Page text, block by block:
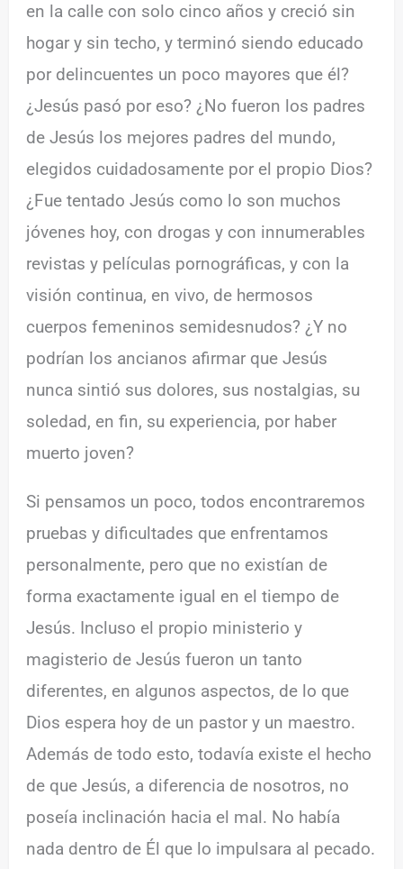
en la calle con solo cinco años y creció sin
hogar y sin techo, y terminó siendo educado
por delincuentes un poco mayores que él?
¿Jesús pasó por eso? ¿No fueron los padres
de Jesús los mejores padres del mundo,
elegidos cuidadosamente por el propio Dios?
¿Fue tentado Jesús como lo son muchos
jóvenes hoy, con drogas y con innumerables
revistas y películas pornográficas, y con la
visión continua, en vivo, de hermosos
cuerpos femeninos semidesnudos? ¿Y no
podrían los ancianos afirmar que Jesús
nunca sintió sus dolores, sus nostalgias, su
soledad, en fin, su experiencia, por haber
muerto joven?
Si pensamos un poco, todos encontraremos
pruebas y dificultades que enfrentamos
personalmente, pero que no existían de
forma exactamente igual en el tiempo de
Jesús. Incluso el propio ministerio y
magisterio de Jesús fueron un tanto
diferentes, en algunos aspectos, de lo que
Dios espera hoy de un pastor y un maestro.
Además de todo esto, todavía existe el hecho
de que Jesús, a diferencia de nosotros, no
poseía inclinación hacia el mal. No había
nada dentro de Él que lo impulsara al pecado.